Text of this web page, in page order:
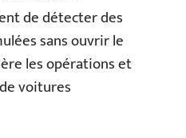
de détecter des
sans ouvrir le
les opérations et
voitures